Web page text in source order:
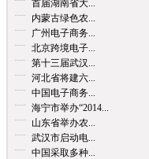
首届湖南省大...
内蒙古绿色农...
广州电子商务...
北京跨境电子...
第十三届武汉...
河北省将建六...
中国电子商务...
海宁市举办“2014...
山东省举办农...
武汉市启动电...
中国采取多种...